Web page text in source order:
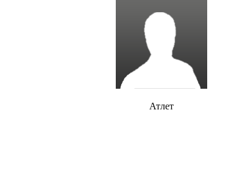
Атлет